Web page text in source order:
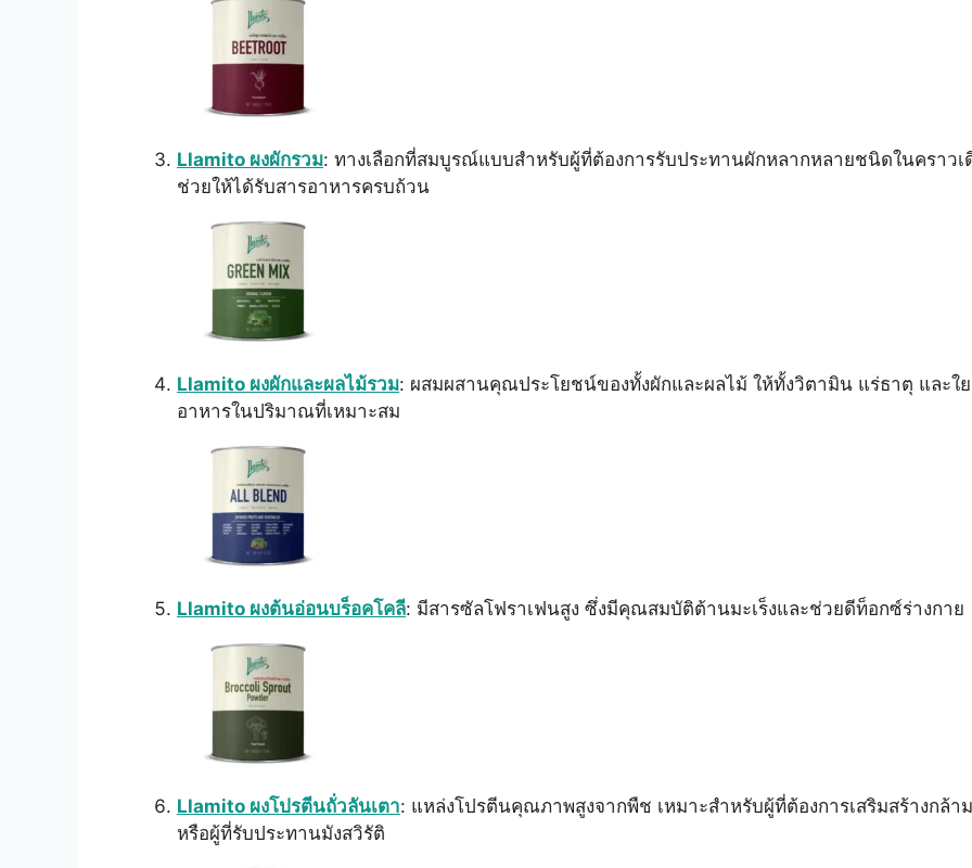
Llamito ผงผักรวม: ทางเลือกที่สมบูรณ์แบบสำหรับผู้ที่ต้องการรับประทานผักหลากหลายชนิดในคราวเ
ช่วยให้ได้รับสารอาหารครบถ้วน
Llamito ผงผักและผลไม้รวม: ผสมผสานคุณประโยชน์ของทั้งผักและผลไม้ ให้ทั้งวิตามิน แร่ธาตุ และใย
อาหารในปริมาณที่เหมาะสม
Llamito ผงต้นอ่อนบร็อคโคลี: มีสารซัลโฟราเฟนสูง ซึ่งมีคุณสมบัติต้านมะเร็งและช่วยดีท็อกซ์ร่างกาย
Llamito ผงโปรตีนถั่วลันเตา: แหล่งโปรตีนคุณภาพสูงจากพืช เหมาะสำหรับผู้ที่ต้องการเสริมสร้างกล้า
หรือผู้ที่รับประทานมังสวิรัติ